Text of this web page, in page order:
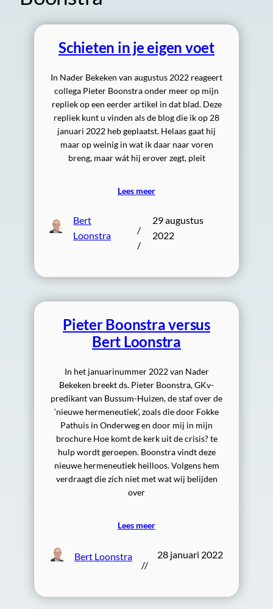
Schieten in je eigen voet
In Nader Bekeken van augustus 2022 reageert
collega Pieter Boonstra onder meer op mijn
repliek op een eerder artikel in dat blad. Deze
repliek kunt u vinden als de blog die ik op 28
januari 2022 heb geplaatst. Helaas gaat hij
maar op weinig in wat ik daar naar voren
breng, maar wát hij erover zegt, pleit
Lees meer
Bert
Loonstra
/
/
29 augustus
2022
Pieter Boonstra versus
Bert Loonstra
In het januarinummer 2022 van Nader
Bekeken breekt ds. Pieter Boonstra, GKv-
predikant van Bussum-Huizen, de staf over de
‘nieuwe hermeneutiek’, zoals die door Fokke
Pathuis in Onderweg en door mij in mijn
brochure Hoe komt de kerk uit de crisis? te
hulp wordt geroepen. Boonstra vindt deze
nieuwe hermeneutiek heilloos. Volgens hem
verdraagt die zich niet met wat wij belijden
over
Lees meer
Bert Loonstra
//
28 januari 2022